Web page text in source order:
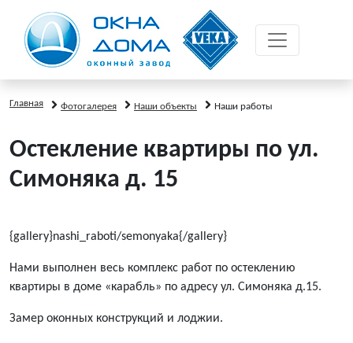
Главная Фотогалерея Наши объекты Наши работы
Остекление квартиры по ул.
Симоняка д. 15
{gallery}nashi_raboti/semonyaka{/gallery}
Нами выполнен весь комплекс работ по остеклению
квартиры в доме «карабль» по адресу ул. Симоняка д.15.
Замер оконных конструкций и лоджии.